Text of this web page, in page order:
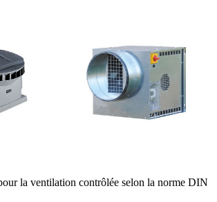
la ventilation contrôlée selon la norme DIN